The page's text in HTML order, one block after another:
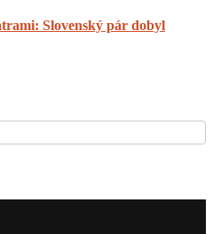
Slovenský pár dobyl